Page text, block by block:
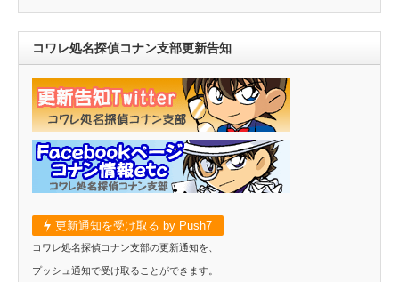
コワレ処名探偵コナン支部更新告知
更新通知を受け取る by Push7
コワレ処名探偵コナン支部の更新通知を、
プッシュ通知で受け取ることができます。